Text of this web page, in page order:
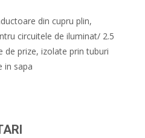
din cupru plin,
circuitele de iluminat/ 2.5
de prize, izolate prin tuburi
in sapa